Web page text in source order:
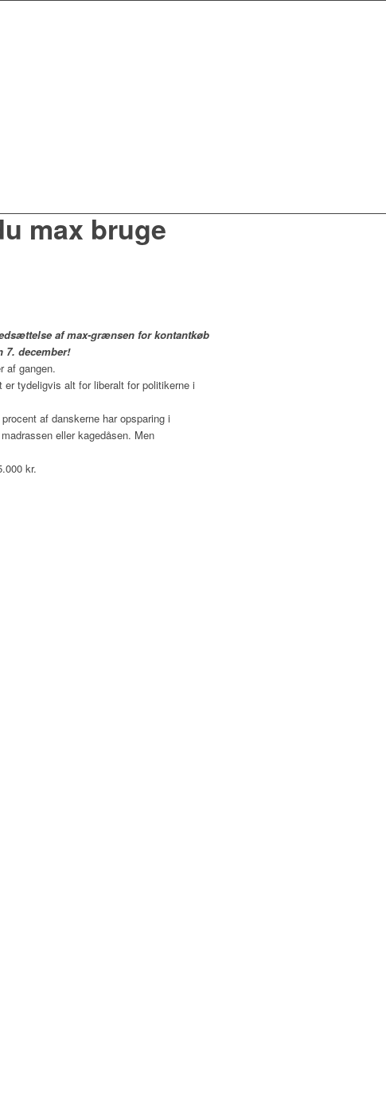
max bruge
af max-grænsen for kontantkøb
7. december!
af gangen.
tydeligvis alt for liberalt for politikerne i
af danskerne har opsparing i
eller kagedåsen. Men
kr.